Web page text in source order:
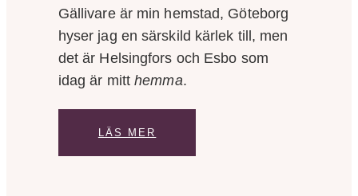
Gällivare är min hemstad, Göteborg
hyser jag en särskild kärlek till, men
det är Helsingfors och Esbo som
idag är mitthemma.
LÄS MER